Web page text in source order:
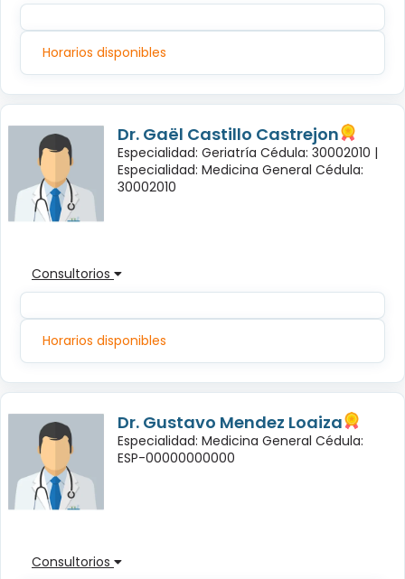
Horarios disponibles
Dr. Gaël Castillo Castrejon
Especialidad: Geriatría Cédula: 30002010 |
Especialidad: Medicina General Cédula:
30002010
Consultorios
Horarios disponibles
Dr. Gustavo Mendez Loaiza
Especialidad: Medicina General Cédula:
ESP-00000000000
Consultorios